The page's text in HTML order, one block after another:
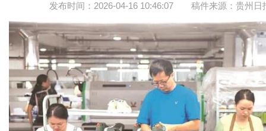
发布时间：2026-04-16 10:46:07 稿件来源：贵州日